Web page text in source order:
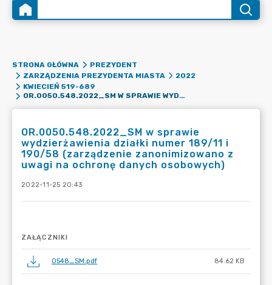
STRONA GŁÓWNA
PREZYDENT
ZARZĄDZENIA PREZYDENTA MIASTA
2022
KWIECIEŃ 519-689
OR.0050.548.2022_SM W SPRAWIE WYDZIERŻAWIENIA DZIAŁKI NUMER 189/11 I 190/58 (ZARZĄDZENIE ZANONIMIZOWANO Z UWAGI NA OCHRONĘ DANYCH OSOBOWYCH)
OR.0050.548.2022_SM w sprawie
wydzierżawienia działki numer 189/11 i
190/58 (zarządzenie zanonimizowano z
uwagi na ochronę danych osobowych)
2022-11-25 20:43
ZAŁĄCZNIKI
0548_SM.pdf 84.62 KB